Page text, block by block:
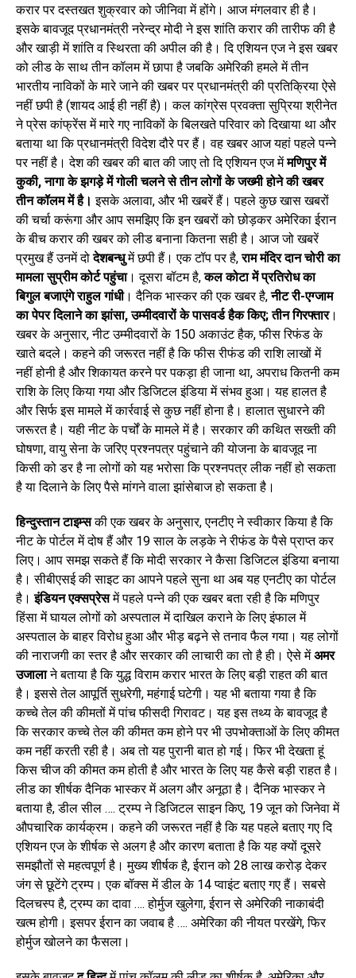
करार पर दस्तखत शुक्रवार को जीनिवा में होंगे। आज मंगलवार ही है।
इसके बावजूद प्रधानमंत्री नरेन्द्र मोदी ने इस शांति करार की तारीफ की है
और खाड़ी में शांति व स्थिरता की अपील की है। दि एशियन एज ने इस खबर
को लीड के साथ तीन कॉलम में छापा है जबकि अमेरिकी हमले में तीन
भारतीय नाविकों के मारे जाने की खबर पर प्रधानमंत्री की प्रतिक्रिया ऐसे
नहीं छपी है (शायद आई ही नहीं है)। कल कांग्रेस प्रवक्ता सुप्रिया श्रीनेत
ने प्रेस कांफ्रेंस में मारे गए नाविकों के बिलखते परिवार को दिखाया था और
बताया था कि प्रधानमंत्री विदेश दौरे पर हैं। वह खबर आज यहां पहले पन्ने
पर नहीं है। देश की खबर की बात की जाए तो दि एशियन एज मेंमणिपुर में
कुकी,नागा के झगड़े में गोली चलने से तीन लोगों के जख्मी होने की खबर
तीन कॉलम में है। इसके अलावा, और भी खबरें हैं। पहले कुछ खास खबरों
की चर्चा करूंगा और आप समझिए कि इन खबरों को छोड़कर अमेरिका ईरान
के बीच करार की खबर को लीड बनाना कितना सही है। आज जो खबरें
प्रमुख हैं उनमें दोदेशबन्धुमें छपी हैं। एक टॉप पर है,राम मंदिर दान चोरी का
मामला सुप्रीम कोर्ट पहुंचा। दूसरा बॉटम है,कल कोटा में प्रतिरोध का
बिगुल बजाएंगे राहुल गांधी। दैनिक भास्कर की एक खबर है,नीट री-एग्जाम
का पेपर दिलाने का झांसा,उम्मीदवारों के पासवर्ड हैक किए;तीन गिरफ्तार।
खबर के अनुसार, नीट उम्मीदवारों के 150 अकाउंट हैक, फीस रिफंड के
खाते बदले। कहने की जरूरत नहीं है कि फीस रीफंड की राशि लाखों में
नहीं होनी है और शिकायत करने पर पकड़ा ही जाना था, अपराध कितनी कम
राशि के लिए किया गया और डिजिटल इंडिया में संभव हुआ। यह हालत है
और सिर्फ इस मामले में कार्रवाई से कुछ नहीं होना है। हालात सुधारने की
जरूरत है। यही नीट के पर्चों के मामले में है। सरकार की कथित सख्ती की
घोषणा, वायु सेना के जरिए प्रश्नपत्र पहुंचाने की योजना के बावजूद ना
किसी को डर है ना लोगों को यह भरोसा कि प्रश्नपत्र लीक नहीं हो सकता
है या दिलाने के लिए पैसे मांगने वाला झांसेबाज हो सकता है।
हिन्दुस्तान टाइम्सकी एक खबर के अनुसार, एनटीए ने स्वीकार किया है कि
नीट के पोर्टल में दोष हैं और 19 साल के लड़के ने रीफंड के पैसे प्राप्त कर
लिए। आप समझ सकते हैं कि मोदी सरकार ने कैसा डिजिटल इंडिया बनाया
है। सीबीएसई की साइट का आपने पहले सुना था अब यह एनटीए का पोर्टल
है।इंडियन एक्सप्रेसमें पहले पन्ने की एक खबर बता रही है कि मणिपुर
हिंसा में घायल लोगों को अस्पताल में दाखिल कराने के लिए इंफाल में
अस्पताल के बाहर विरोध हुआ और भीड़ बढ़ने से तनाव फैल गया। यह लोगों
की नाराजगी का स्तर है और सरकार की लाचारी का तो है ही। ऐसे मेंअमर
उजालाने बताया है कि युद्ध विराम करार भारत के लिए बड़ी राहत की बात
है। इससे तेल आपूर्ति सुधरेगी, महंगाई घटेगी। यह भी बताया गया है कि
कच्चे तेल की कीमतों में पांच फीसदी गिरावट। यह इस तथ्य के बावजूद है
कि सरकार कच्चे तेल की कीमत कम होने पर भी उपभोक्ताओं के लिए कीमत
कम नहीं करती रही है। अब तो यह पुरानी बात हो गई। फिर भी देखता हूं
किस चीज की कीमत कम होती है और भारत के लिए यह कैसे बड़ी राहत है।
लीड का शीर्षक दैनिक भास्कर में अलग और अनूठा है। दैनिक भास्कर ने
बताया है, डील सील …. ट्रम्प ने डिजिटल साइन किए, 19 जून को जिनेवा में
औपचारिक कार्यक्रम। कहने की जरूरत नहीं है कि यह पहले बताए गए दि
एशियन एज के शीर्षक से अलग है और कारण बताता है कि यह क्यों दूसरे
समझौतों से महत्वपूर्ण है। मुख्य शीर्षक है, ईरान को 28 लाख करोड़ देकर
जंग से छूटेंगे ट्रम्प। एक बॉक्स में डील के 14 प्वाइंट बताए गए हैं। सबसे
दिलचस्प है, ट्रम्प का दावा …. होर्मुज खुलेगा, ईरान से अमेरिकी नाकाबंदी
खत्म होगी। इसपर ईरान का जवाब है …. अमेरिका की नीयत परखेंगे, फिर
होर्मुज खोलने का फैसला।